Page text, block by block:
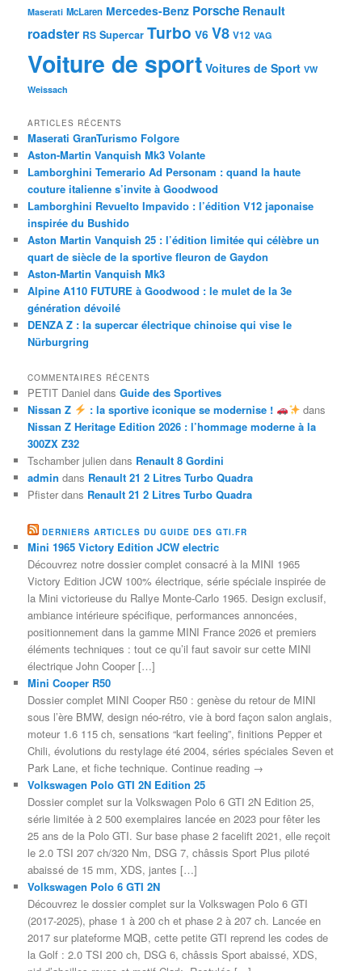
Maserati McLaren Mercedes-Benz Porsche Renault
roadster RS Supercar Turbo V6 V8 V12 VAG
Voiture de sport Voitures de Sport VW
Weissach
ARTICLES RÉCENTS
Maserati GranTurismo Folgore
Aston-Martin Vanquish Mk3 Volante
Lamborghini Temerario Ad Personam : quand la haute
couture italienne s’invite à Goodwood
Lamborghini Revuelto Impavido : l’édition V12 japonaise
inspirée du Bushido
Aston Martin Vanquish 25 : l’édition limitée qui célèbre un
quart de siècle de la sportive fleuron de Gaydon
Aston-Martin Vanquish Mk3
Alpine A110 FUTURE à Goodwood : le mulet de la 3e
génération dévoilé
DENZA Z : la supercar électrique chinoise qui vise le
Nürburgring
COMMENTAIRES RÉCENTS
PETIT Daniel dansGuide des Sportives
Nissan Z
: la sportive iconique se modernise !
dans
Nissan Z Heritage Edition 2026 : l’hommage moderne à la
300ZX Z32
Tschamber julien dans Renault 8 Gordini
admin dans Renault 21 2 Litres Turbo Quadra
Pfister dans Renault 21 2 Litres Turbo Quadra
DERNIERS ARTICLES DU GUIDE DES GTI.FR
Mini 1965 Victory Edition JCW electric
Découvrez notre dossier complet consacré à la MINI 1965
Victory Edition JCW 100% électrique, série spéciale inspirée de
la Mini victorieuse du Rallye Monte-Carlo 1965. Design exclusif,
ambiance intérieure spécifique, performances annoncées,
positionnement dans la gamme MINI France 2026 et premiers
éléments techniques : tout ce qu’il faut savoir sur cette MINI
électrique John Cooper […]
Mini Cooper R50
Dossier complet MINI Cooper R50 : genèse du retour de MINI
sous l’ère BMW, design néo-rétro, vie à bord façon salon anglais,
moteur 1.6 115 ch, sensations “kart feeling”, finitions Pepper et
Chili, évolutions du restylage été 2004, séries spéciales Seven et
Park Lane, et fiche technique. Continue reading →
Volkswagen Polo GTI 2N Edition 25
Dossier complet sur la Volkswagen Polo 6 GTI 2N Edition 25,
série limitée à 2 500 exemplaires lancée en 2023 pour fêter les
25 ans de la Polo GTI. Sur base phase 2 facelift 2021, elle reçoit
le 2.0 TSI 207 ch/320 Nm, DSG 7, châssis Sport Plus piloté
abaissé de 15 mm, XDS, jantes […]
Volkswagen Polo 6 GTI 2N
Découvrez le dossier complet sur la Volkswagen Polo 6 GTI
(2017-2025), phase 1 à 200 ch et phase 2 à 207 ch. Lancée en
2017 sur plateforme MQB, cette petite GTI reprend les codes de
la Golf : 2.0 TSI 200 ch, DSG 6, châssis Sport abaissé, XDS,